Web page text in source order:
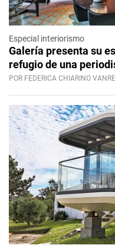
Especial interiorismo
Galería presenta su
refugio de una
POR FEDERICA CHIARINO